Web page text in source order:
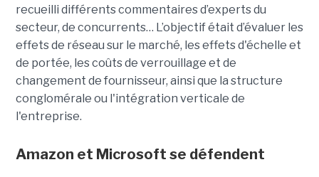
recueilli différents commentaires d’experts du
secteur, de concurrents… L’objectif était d’évaluer les
effets de réseau sur le marché, les effets d'échelle et
de portée, les coûts de verrouillage et de
changement de fournisseur, ainsi que la structure
conglomérale ou l'intégration verticale de
l'entreprise.
Amazon et Microsoft se défendent